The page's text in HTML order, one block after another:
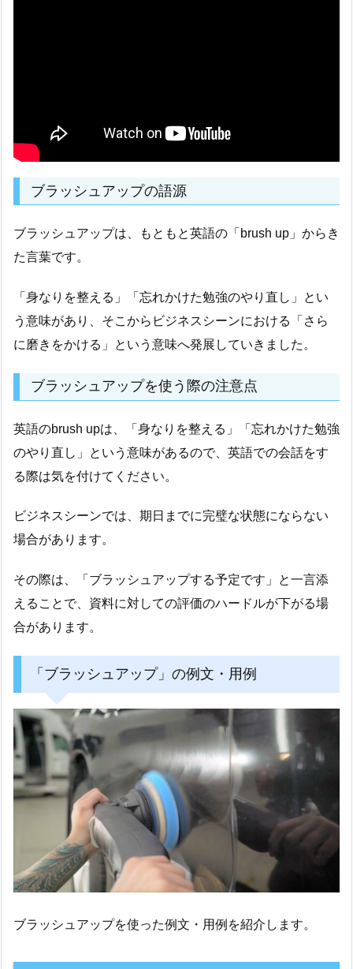
ブラッシュアップの語源
ブラッシュアップは、もともと英語の「brush up」からき
た言葉です。
「身なりを整える」「忘れかけた勉強のやり直し」とい
う意味があり、そこからビジネスシーンにおける「さら
に磨きをかける」という意味へ発展していきました。
ブラッシュアップを使う際の注意点
英語のbrush upは、「身なりを整える」「忘れかけた勉強
のやり直し」という意味があるので、英語での会話をす
る際は気を付けてください。
ビジネスシーンでは、期日までに完璧な状態にならない
場合があります。
その際は、「ブラッシュアップする予定です」と一言添
えることで、資料に対しての評価のハードルが下がる場
合があります。
「ブラッシュアップ」の例文・用例
ブラッシュアップを使った例文・用例を紹介します。